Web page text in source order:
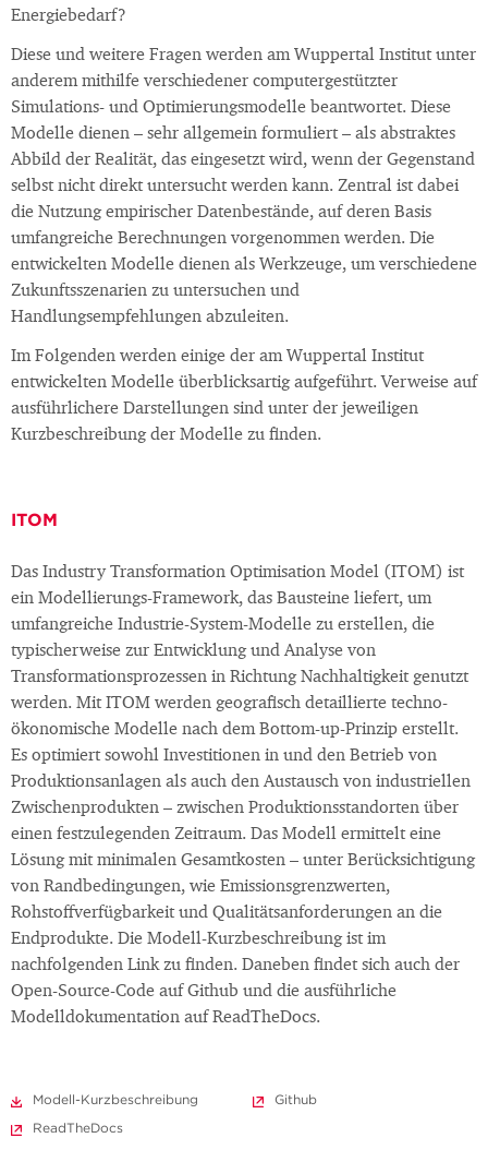
Energiebedarf?
Diese und weitere Fragen werden am Wuppertal Institut unter
anderem mithilfe verschiedener computergestützter
Simulations- und Optimierungsmodelle beantwortet. Diese
Modelle dienen – sehr allgemein formuliert – als abstraktes
Abbild der Realität, das eingesetzt wird, wenn der Gegenstand
selbst nicht direkt untersucht werden kann. Zentral ist dabei
die Nutzung empirischer Datenbestände, auf deren Basis
umfangreiche Berechnungen vorgenommen werden. Die
entwickelten Modelle dienen als Werkzeuge, um verschiedene
Zukunftsszenarien zu untersuchen und
Handlungsempfehlungen abzuleiten.
Im Folgenden werden einige der am Wuppertal Institut
entwickelten Modelle überblicksartig aufgeführt. Verweise auf
ausführlichere Darstellungen sind unter der jeweiligen
Kurzbeschreibung der Modelle zu finden.
ITOM
Das Industry Transformation Optimisation Model (ITOM) ist
ein Modellierungs-Framework, das Bausteine liefert, um
umfangreiche Industrie-System-Modelle zu erstellen, die
typischerweise zur Entwicklung und Analyse von
Transformationsprozessen in Richtung Nachhaltigkeit genutzt
werden. Mit ITOM werden geografisch detaillierte techno-
ökonomische Modelle nach dem Bottom-up-Prinzip erstellt.
Es optimiert sowohl Investitionen in und den Betrieb von
Produktionsanlagen als auch den Austausch von industriellen
Zwischenprodukten – zwischen Produktionsstandorten über
einen festzulegenden Zeitraum. Das Modell ermittelt eine
Lösung mit minimalen Gesamtkosten – unter Berücksichtigung
von Randbedingungen, wie Emissionsgrenzwerten,
Rohstoffverfügbarkeit und Qualitätsanforderungen an die
Endprodukte. Die Modell-Kurzbeschreibung ist im
nachfolgenden Link zu finden. Daneben findet sich auch der
Open-Source-Code auf Github und die ausführliche
Modelldokumentation auf ReadTheDocs.
Modell-Kurzbeschreibung
Github
ReadTheDocs